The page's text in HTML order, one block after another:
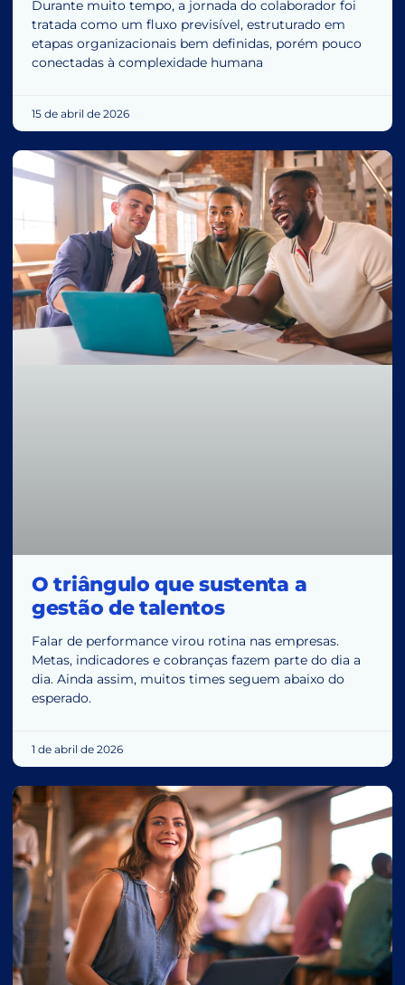
Durante muito tempo, a jornada do colaborador foi
tratada como um fluxo previsível, estruturado em
etapas organizacionais bem definidas, porém pouco
conectadas à complexidade humana
15 de abril de 2026
O triângulo que sustenta a
gestão de talentos
Falar de performance virou rotina nas empresas.
Metas, indicadores e cobranças fazem parte do dia a
dia. Ainda assim, muitos times seguem abaixo do
esperado.
1 de abril de 2026